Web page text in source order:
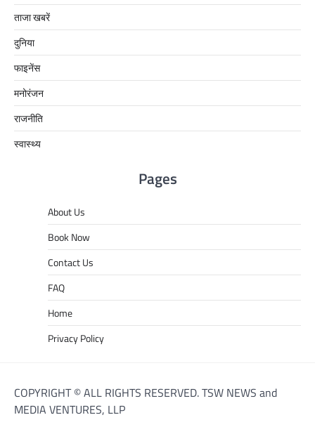
ताजा खबरें
दुनिया
फाइनेंस
मनोरंजन
राजनीति
स्वास्थ्य
Pages
About Us
Book Now
Contact Us
FAQ
Home
Privacy Policy
COPYRIGHT © ALL RIGHTS RESERVED. TSW NEWS and
MEDIA VENTURES, LLP